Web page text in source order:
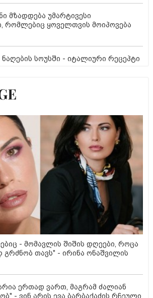
მზადდება უმარტივესი
რომლებიც ყოველთვის მოიპოვება
სოუსში - იტალიური რეცეპტი
- მომავლის შიშის დღეები, როცა
თავს" - ირინა ონაშვილის
ერთად ვართ, მაგრამ ძალიან
- ვინ არის ევა ბარბაქაძის რჩეული